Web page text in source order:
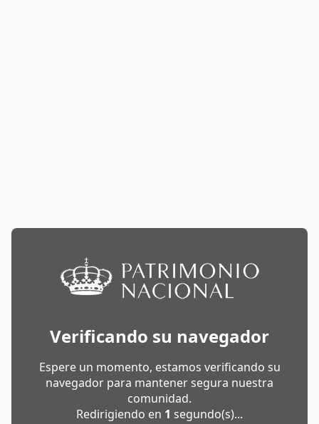
Verificando su navegador
Espere un momento, estamos verificando su
navegador para mantener segura nuestra
comunidad.
Redirigiendo en 1 segundo(s)...